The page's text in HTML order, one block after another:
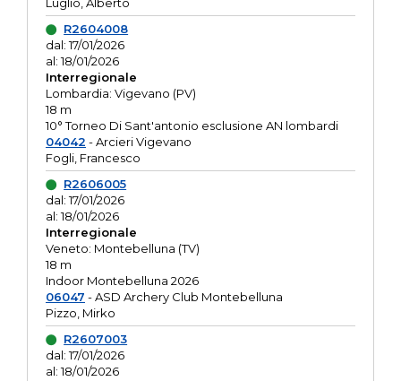
R2604008
dal: 17/01/2026
al: 18/01/2026
Interregionale
Lombardia: Vigevano (PV)
18 m
10° Torneo Di Sant'antonio esclusione AN lombardi
04042 - Arcieri Vigevano
Fogli, Francesco
R2606005
dal: 17/01/2026
al: 18/01/2026
Interregionale
Veneto: Montebelluna (TV)
18 m
Indoor Montebelluna 2026
06047 - ASD Archery Club Montebelluna
Pizzo, Mirko
R2607003
dal: 17/01/2026
al: 18/01/2026